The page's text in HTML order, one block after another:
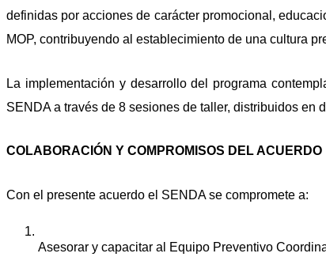
definidas por acciones de carácter promocional,
MOP, contribuyendo al establecimiento de una cultura
La implementación y desarrollo del programa
SENDA a través de 8 sesiones de taller, distribuidos
COLABORACIÓN Y COMPROMISOS DEL ACUERDO
Con el presente acuerdo el SENDA se compromete a:
Asesorar y capacitar al Equipo Preventivo